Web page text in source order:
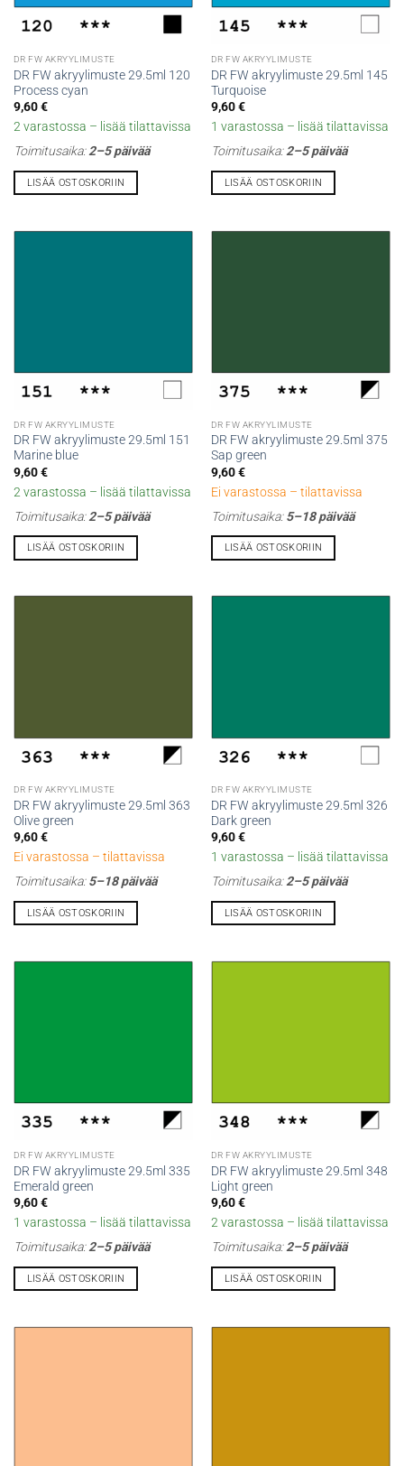
DR FW AKRYYLIMUSTE
DR FW akryylimuste 29.5ml 120
Process cyan
9,60€
2 varastossa – lisää tilattavissa
Toimitusaika:2–5 päivää
LISÄÄ OSTOSKORIIN
DR FW AKRYYLIMUSTE
DR FW akryylimuste 29.5ml 145
Turquoise
9,60€
1 varastossa – lisää tilattavissa
Toimitusaika:2–5 päivää
LISÄÄ OSTOSKORIIN
DR FW AKRYYLIMUSTE
DR FW akryylimuste 29.5ml 151
Marine blue
9,60€
2 varastossa – lisää tilattavissa
Toimitusaika:2–5 päivää
LISÄÄ OSTOSKORIIN
DR FW AKRYYLIMUSTE
DR FW akryylimuste 29.5ml 375
Sap green
9,60€
Ei varastossa – tilattavissa
Toimitusaika:5–18 päivää
LISÄÄ OSTOSKORIIN
DR FW AKRYYLIMUSTE
DR FW akryylimuste 29.5ml 363
Olive green
9,60€
Ei varastossa – tilattavissa
Toimitusaika:5–18 päivää
LISÄÄ OSTOSKORIIN
DR FW AKRYYLIMUSTE
DR FW akryylimuste 29.5ml 326
Dark green
9,60€
1 varastossa – lisää tilattavissa
Toimitusaika:2–5 päivää
LISÄÄ OSTOSKORIIN
DR FW AKRYYLIMUSTE
DR FW akryylimuste 29.5ml 335
Emerald green
9,60€
1 varastossa – lisää tilattavissa
Toimitusaika:2–5 päivää
LISÄÄ OSTOSKORIIN
DR FW AKRYYLIMUSTE
DR FW akryylimuste 29.5ml 348
Light green
9,60€
2 varastossa – lisää tilattavissa
Toimitusaika:2–5 päivää
LISÄÄ OSTOSKORIIN